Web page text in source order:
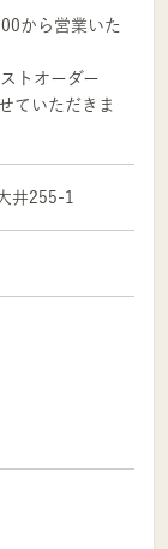
から営業いた
トオーダー
ていただきま
井255-1